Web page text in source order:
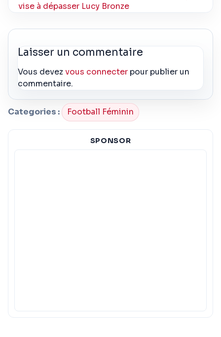
vise à dépasser Lucy Bronze
Laisser un commentaire
Vous devezvous connecter pour publier un
commentaire.
Categories : Football Féminin
SPONSOR